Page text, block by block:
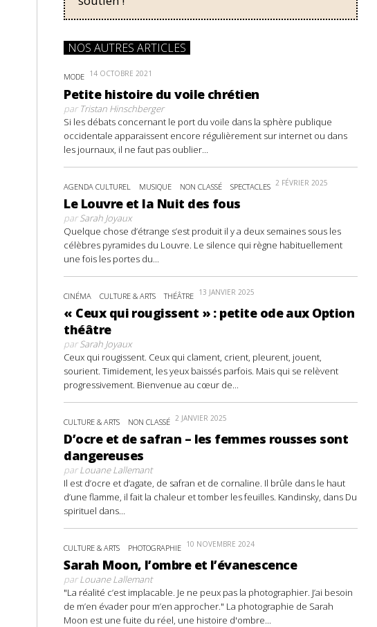
NOS AUTRES ARTICLES
MODE 14 OCTOBRE 2021
Petite histoire du voile chrétien
parTristan Hinschberger
Si les débats concernant le port du voile dans la sphère publique
occidentale apparaissent encore régulièrement sur internet ou dans
les journaux, il ne faut pas oublier...
AGENDA CULTUREL MUSIQUE NON CLASSÉ SPECTACLES 2 FÉVRIER 2025
Le Louvre et la Nuit des fous
parSarah Joyaux
Quelque chose d’étrange s’est produit il y a deux semaines sous les
célèbres pyramides du Louvre. Le silence qui règne habituellement
une fois les portes du...
CINÉMA CULTURE & ARTS THÉÂTRE 13 JANVIER 2025
« Ceux qui rougissent » : petite ode aux Option
théâtre
parSarah Joyaux
Ceux qui rougissent. Ceux qui clament, crient, pleurent, jouent,
sourient. Timidement, les yeux baissés parfois. Mais qui se relèvent
progressivement. Bienvenue au cœur de...
CULTURE & ARTS NON CLASSÉ 2 JANVIER 2025
D’ocre et de safran – les femmes rousses sont
dangereuses
parLouane Lallemant
Il est d’ocre et d’agate, de safran et de cornaline. Il brûle dans le haut
d’une flamme, il fait la chaleur et tomber les feuilles. Kandinsky, dans Du
spirituel dans...
CULTURE & ARTS PHOTOGRAPHIE 10 NOVEMBRE 2024
Sarah Moon, l’ombre et l’évanescence
parLouane Lallemant
"La réalité c’est implacable. Je ne peux pas la photographier. J’ai besoin
de m’en évader pour m’en approcher." La photographie de Sarah
Moon est une fuite du réel, une histoire d'ombre...